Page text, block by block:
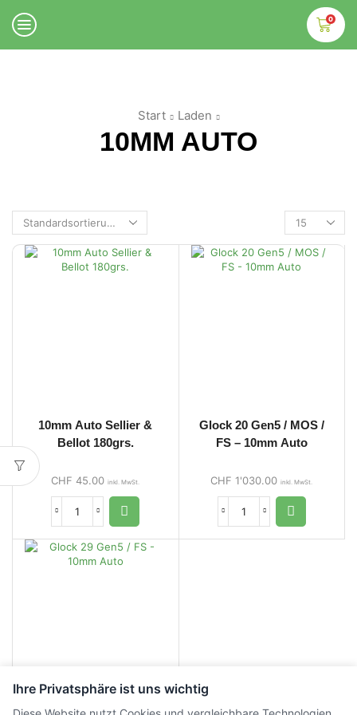
0
Start Laden
10MM AUTO
10mm Auto Sellier &
Bellot 180grs.
CHF 45.00 inkl. MwSt.
Glock 20 Gen5 / MOS /
FS – 10mm Auto
CHF 1'030.00 inkl. MwSt.
Ihre Privatsphäre ist uns wichtig